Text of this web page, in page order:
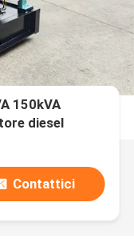
150kVA
diesel
Contattici